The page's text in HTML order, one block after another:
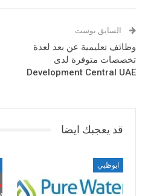
السابق بوست
وظائف تعليمية عن بعد لعدة
تخصصات متوفرة لدى
Development Central UAE
قد يعجبك ايضا
ابوظبي